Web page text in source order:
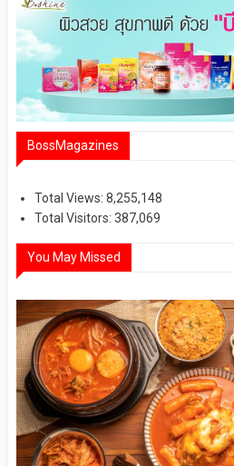
BossMagazines
Total Views: 8,255,148
Total Visitors: 387,069
You May Missed